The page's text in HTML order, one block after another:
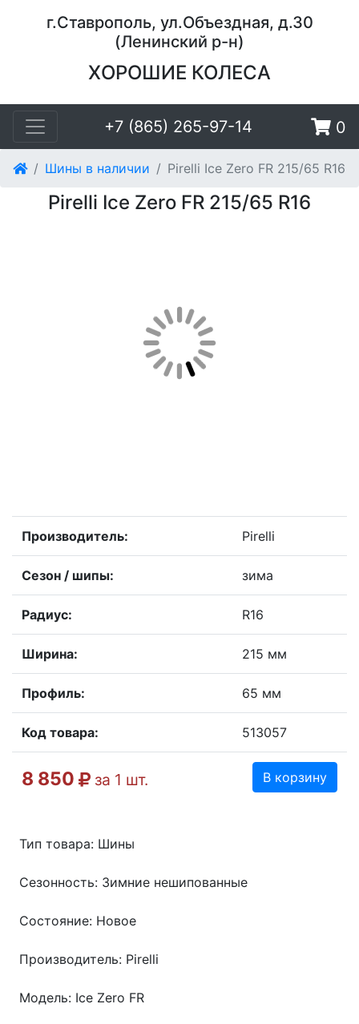
г.Ставрополь, ул.Объездная, д.30
(Ленинский р-н)
ХОРОШИЕ КОЛЕСА
+7 (865) 265-97-14 0
Шины в наличии Pirelli Ice Zero FR 215/65 R16
Pirelli Ice Zero FR 215/65 R16
Производитель: Pirelli
Сезон / шипы: зима
Радиус: R16
Ширина: 215 мм
Профиль: 65 мм
Код товара: 513057
8 850 за 1 шт. В корзину
Тип товара: Шины
Сезонность: Зимние нешипованные
Состояние: Новое
Производитель: Pirelli
Модель: Ice Zero FR